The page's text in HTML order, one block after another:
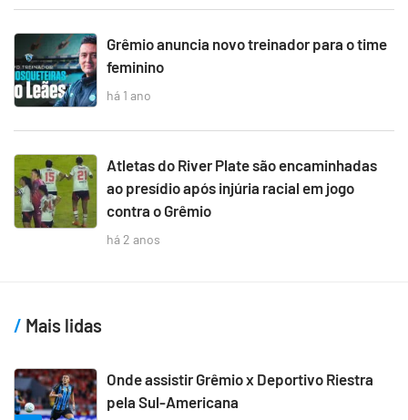
Grêmio anuncia novo treinador para o time
feminino
há 1 ano
Atletas do River Plate são encaminhadas
ao presídio após injúria racial em jogo
contra o Grêmio
há 2 anos
Mais lidas
Onde assistir Grêmio x Deportivo Riestra
pela Sul-Americana